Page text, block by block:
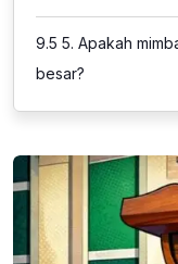
9.5 5. Apakah
besar?